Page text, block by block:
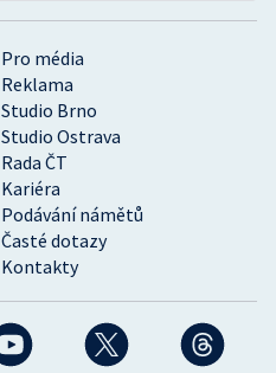
Pro média
Reklama
Studio Brno
Studio Ostrava
Rada ČT
Kariéra
Podávání námětů
Časté dotazy
Kontakty